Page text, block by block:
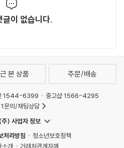
글이 없습니다.
본 상품 주문/배송
1544-6399
중고샵 1566-4295
문의/채팅상담
) 사업자 정보
처리방침
청소년보호정책
소개 거래처관계자께